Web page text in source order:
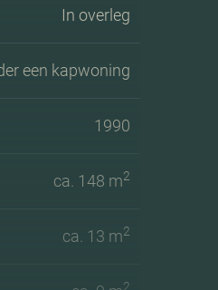
In overleg
een kapwoning
1990
ca. 148 m2
ca. 13 m2
2